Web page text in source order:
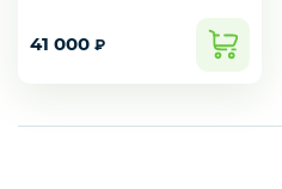
41 000 ₽